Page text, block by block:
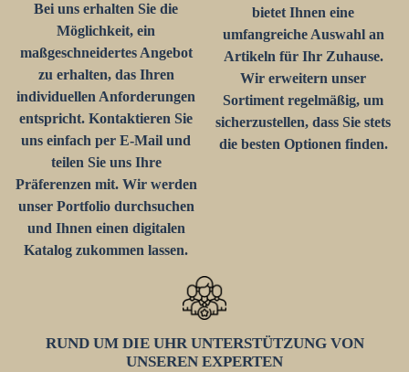
Bei uns erhalten Sie die
Möglichkeit, ein
maßgeschneidertes Angebot
zu erhalten, das Ihren
individuellen Anforderungen
entspricht. Kontaktieren Sie
uns einfach per E-Mail und
teilen Sie uns Ihre
Präferenzen mit. Wir werden
unser Portfolio durchsuchen
und Ihnen einen digitalen
Katalog zukommen lassen.
bietet Ihnen eine
umfangreiche Auswahl an
Artikeln für Ihr Zuhause.
Wir erweitern unser
Sortiment regelmäßig, um
sicherzustellen, dass Sie stets
die besten Optionen finden.
RUND UM DIE UHR UNTERSTÜTZUNG VON
UNSEREN EXPERTEN